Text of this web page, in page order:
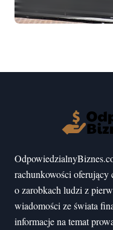
mogłeś nie
rachunkowości oferujący
o zarobkach ludzi z
wiadomości ze świata
informacje na temat